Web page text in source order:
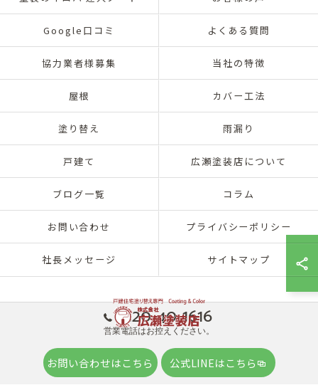
0120-40-1616
営業電話はお控えください。
お問い合わせはこちら 公式LINEはこちら
Google口コミ よくある質問
協力業者様募集 当社の特徴
屋根 カバー工法
塗り替え 雨漏り
戸建て 広瀬塗装店について
ブログ一覧 コラム
お問い合わせ プライバシーポリシー
社長メッセージ サイトマップ
© 2026 兵庫県神戸市北区の外壁塗装は株式会社広瀬塗装店 ALL RIGHTS
RESERVED.